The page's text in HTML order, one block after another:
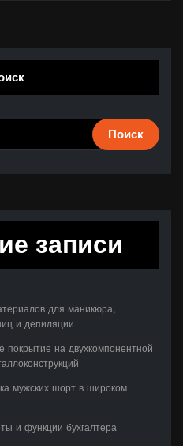
Поиск
записи
для маникюра,
и депиляции
покрытие на двухкомпонентной
мужских шорт в широком
и функции бухгалтера